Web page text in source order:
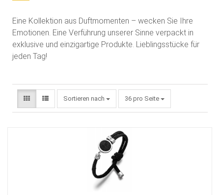
Eine Kollektion aus Duftmomenten – wecken Sie Ihre
Emotionen. Eine Verführung unserer Sinne verpackt in
exklusive und einzigartige Produkte. Lieblingsstücke für
jeden Tag!
Sortieren nach 36 pro Seite